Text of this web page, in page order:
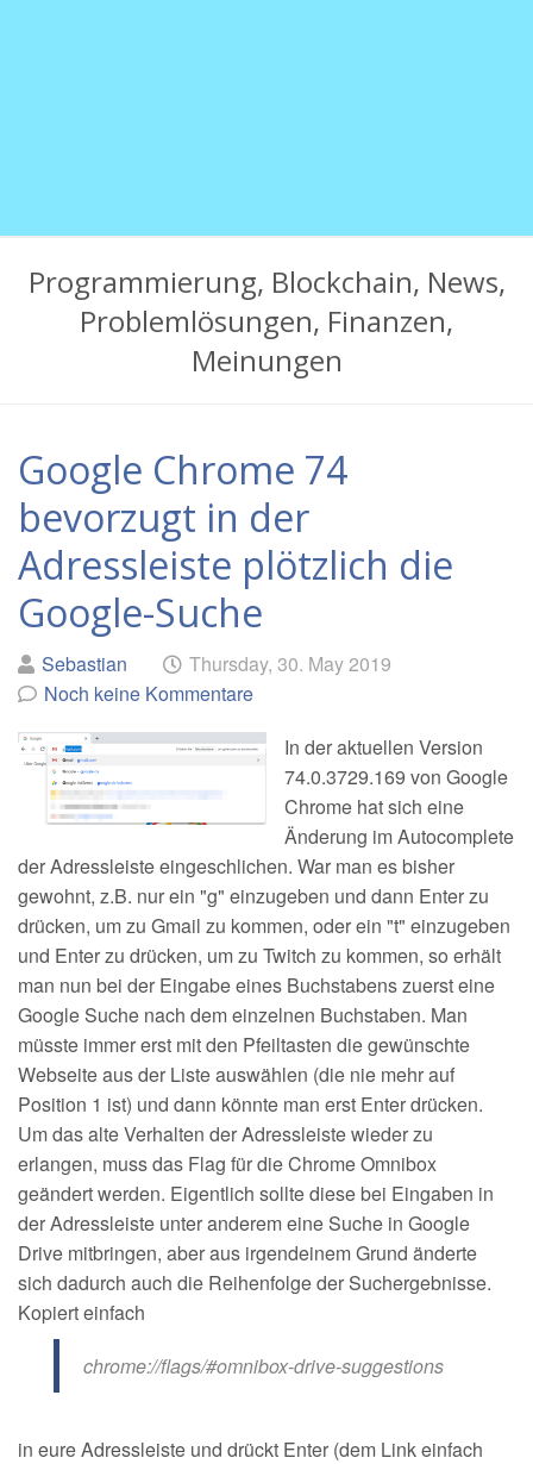
Programmierung, Blockchain, News,
Problemlösungen, Finanzen,
Meinungen
Google Chrome 74
bevorzugt in der
Adressleiste plötzlich die
Google-Suche
Geschrieben
von
Sebastian am Thursday, 30. May 2019
Noch keine Kommentare
In der aktuellen Version
74.0.3729.169 von Google
Chrome hat sich eine
Änderung im Autocomplete
der Adressleiste eingeschlichen. War man es bisher
gewohnt, z.B. nur ein "g" einzugeben und dann Enter zu
drücken, um zu Gmail zu kommen, oder ein "t" einzugeben
und Enter zu drücken, um zu Twitch zu kommen, so erhält
man nun bei der Eingabe eines Buchstabens zuerst eine
Google Suche nach dem einzelnen Buchstaben. Man
müsste immer erst mit den Pfeiltasten die gewünschte
Webseite aus der Liste auswählen (die nie mehr auf
Position 1 ist) und dann könnte man erst Enter drücken.
Um das alte Verhalten der Adressleiste wieder zu
erlangen, muss das Flag für die Chrome Omnibox
geändert werden. Eigentlich sollte diese bei Eingaben in
der Adressleiste unter anderem eine Suche in Google
Drive mitbringen, aber aus irgendeinem Grund änderte
sich dadurch auch die Reihenfolge der Suchergebnisse.
Kopiert einfach
chrome://flags/#omnibox-drive-suggestions
in eure Adressleiste und drückt Enter (dem Link einfach